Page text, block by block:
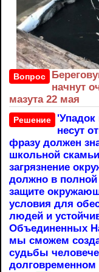
Вопрос
начнут
мазута 22 мая
Решение
'Упадок
несут
фразу должен
школьной
загрязнение
должно в полной
защите
условия для
людей и
Объединенных
мы сможем
судьбы
долговременном